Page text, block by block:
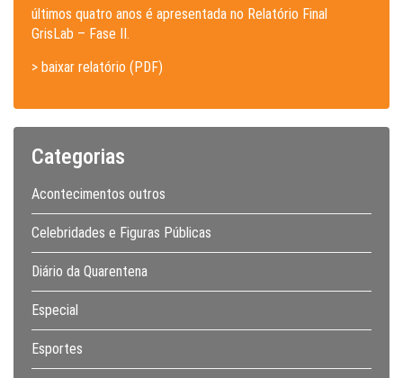
últimos quatro anos é apresentada no Relatório Final
GrisLab – Fase II.
> baixar relatório (PDF)
Categorias
Acontecimentos outros
Celebridades e Figuras Públicas
Diário da Quarentena
Especial
Esportes